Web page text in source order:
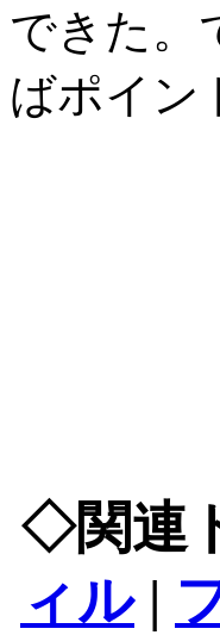
できた。
ばポイン
◇関連
ィル|